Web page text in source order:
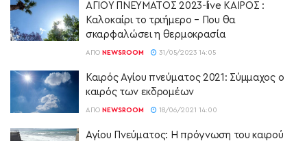
ΑΓΙΟΥ ΠΝΕΥΜΑΤΟΣ 2023-live ΚΑΙΡΟΣ :
Καλοκαίρι το τριήμερο – Που θα
σκαρφαλώσει η θερμοκρασία
ΑΠΌ NEWSROOM 31/05/2023 14:05
Καιρός Αγίου πνεύματος 2021: Σύμμαχος ο
καιρός των εκδρομέων
ΑΠΌ NEWSROOM 18/06/2021 14:00
Αγίου Πνεύματος: Η πρόγνωση του καιρού